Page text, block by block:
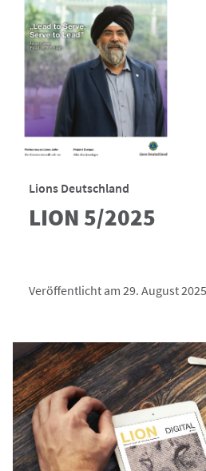
Lions Deutschland
LION 5/2025
Veröffentlicht am 29. August 2025